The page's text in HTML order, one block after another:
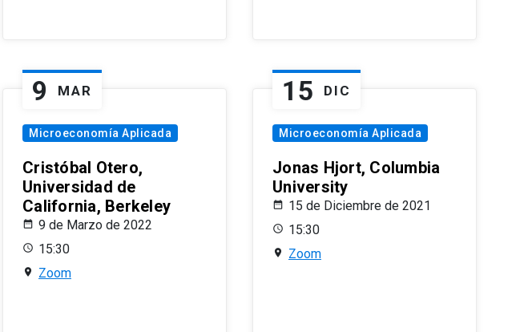
9 MAR
Microeconomía Aplicada
Cristóbal Otero,
Universidad de
California, Berkeley
9 de Marzo de 2022
15:30
Zoom
15 DIC
Microeconomía Aplicada
Jonas Hjort, Columbia
University
15 de Diciembre de 2021
15:30
Zoom